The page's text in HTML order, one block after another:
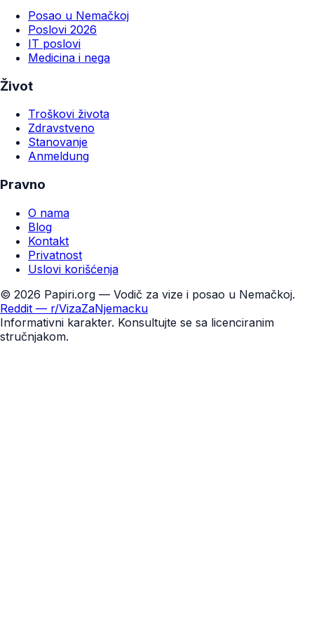
Posao u Nemačkoj
Poslovi 2026
IT poslovi
Medicina i nega
Život
Troškovi života
Zdravstveno
Stanovanje
Anmeldung
Pravno
O nama
Blog
Kontakt
Privatnost
Uslovi korišćenja
© 2026 Papiri.org — Vodič za vize i posao u Nemačkoj.
Reddit — r/VizaZaNjemacku
Informativni karakter. Konsultujte se sa licenciranim
stručnjakom.